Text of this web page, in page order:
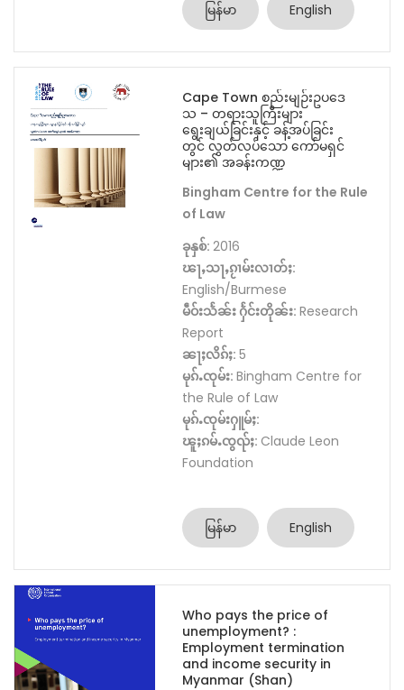
မြန်မာ English
Cape Town စည်းမျဉ်းဥပဒေ
သ – တရားသူကြီးများ
ရွေးချယ်ခြင်းနှင့် ခန့်အပ်ခြင်း
တွင် လွတ်လပ်သော ကော်မရှင်
များ၏ အခန်းကဏ္ဍ
Bingham Centre for the Rule
of Law
ခုနှစ်: 2016
ၽႃႇသႃႇၵႂၢမ်းလၢတ်ႈ:
English/Burmese
မဵဝ်းသႅၼ်း ႁႅင်းတိုၼ်း: Research
Report
ၼႃႈလိၵ်ႈ: 5
မုၵ်ႉၸုမ်း: Bingham Centre for
the Rule of Law
မုၵ်ႉၸုမ်းႁူမ်ႈ:
ၽူႈၵမ်ႉၸွၺ်ႈ: Claude Leon
Foundation
မြန်မာ English
Who pays the price of
unemployment? :
Employment termination
and income security in
Myanmar (Shan)